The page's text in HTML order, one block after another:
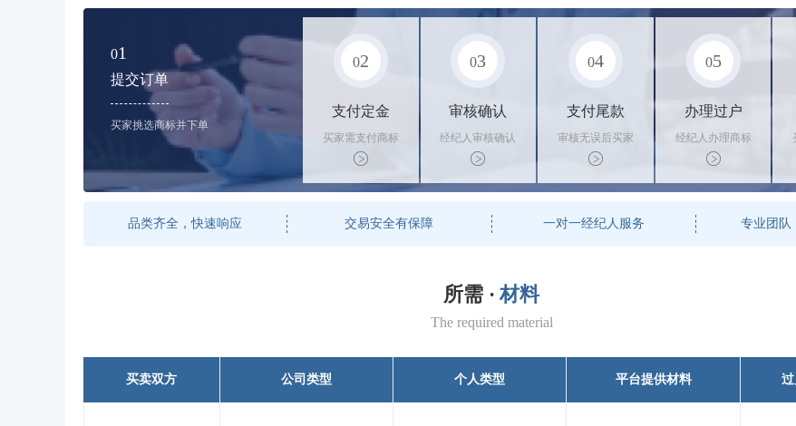
01
提交订单
买家挑选商标并下单
02
支付定金
买家需支付商标
标价的50%的购
买订金
03
审核确认
经纪人审核确认
商标状态
04
支付尾款
审核无误后买家
支付尾款，卖家
办理相关手续
05
办理过户
经纪人办理商标
转让手续，交付
相关证书
品类齐全，快速响应 交易安全有保障 一对一经纪人服务 专业团队
所需 · 材料
The required material
买卖双方 公司类型 个人类型 平台提供材料